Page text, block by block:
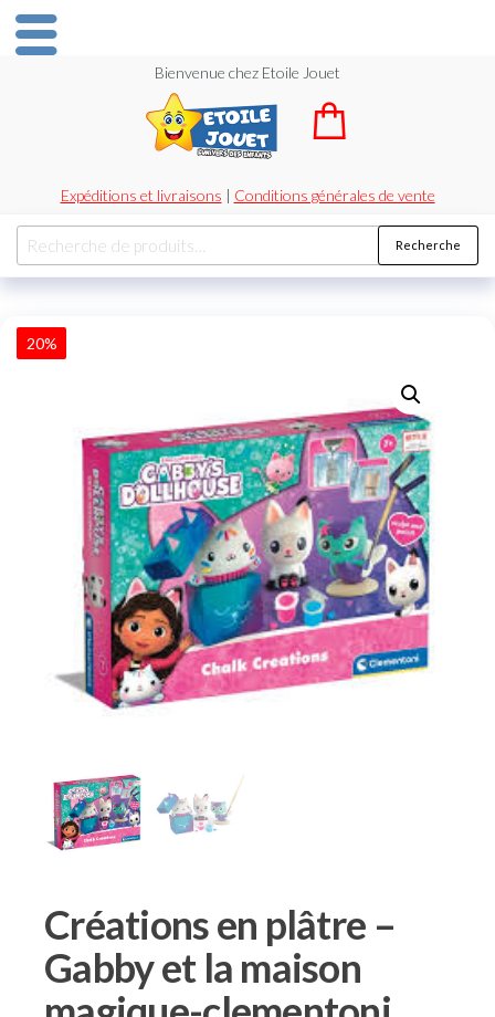
Bienvenue chez Etoile Jouet
Expéditions et livraisons | Conditions générales de vente
Recherche
20%
Créations en plâtre –
Gabby et la maison